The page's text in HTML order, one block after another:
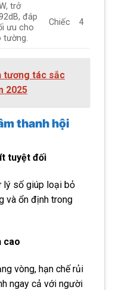
trở
đáp
ưu cho
tường.
Chiếc 4
tương tác sắc
2025
thanh hội
tuyệt đối
lý số giúp loại bỏ
và ổn định trong
cao
vòng, hạn chế rủi
ngay cả với người